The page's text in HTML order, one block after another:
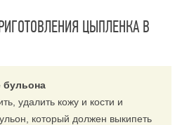
ЦЫПЛЕНКА В
бульона
удалить кожу и кости и
который должен выкипеть